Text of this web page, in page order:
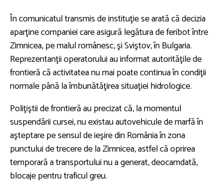
În comunicatul transmis de instituţie se arată că decizia
aparţine companiei care asigură legătura de feribot între
Zimnicea, pe malul românesc, şi Sviştov, în Bulgaria.
Reprezentanţii operatorului au informat autorităţile de
frontieră că activitatea nu mai poate continua în condiţii
normale până la îmbunătăţirea situaţiei hidrologice.
Poliţiştii de frontieră au precizat că, la momentul
suspendării cursei, nu existau autovehicule de marfă în
aşteptare pe sensul de ieşire din România în zona
punctului de trecere de la Zimnicea, astfel că oprirea
temporară a transportului nu a generat, deocamdată,
blocaje pentru traficul greu.